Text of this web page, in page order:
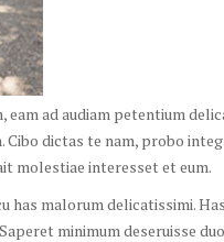
ad audiam petentium
Cibo dictas te nam, probo
molestiae interesset et eum.
has malorum delicatissimi.
minimum deseruisse